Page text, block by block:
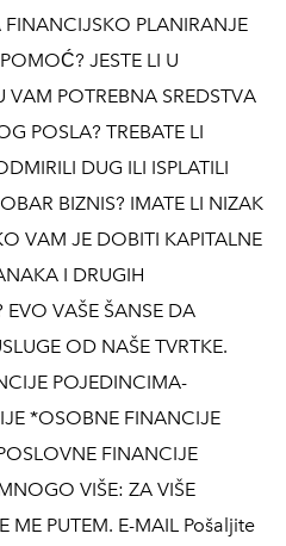
PLANIRANJE
JESTE LI U
VAM POTREBNA SREDSTVA
POSLA? TREBATE LI
DUG ILI ISPLATILI
BIZNIS? IMATE LI NIZAK
VAM JE DOBITI KAPITALNE
I DRUGIH
EVO VAŠE ŠANSE DA
OD NAŠE TVRTKE.
POJEDINCIMA-
*OSOBNE FINANCIJE
FINANCIJE
VIŠE: ZA VIŠE
ME PUTEM. E-MAIL Pošaljite